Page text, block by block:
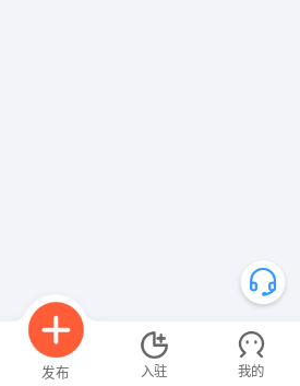
发布 入驻 我的